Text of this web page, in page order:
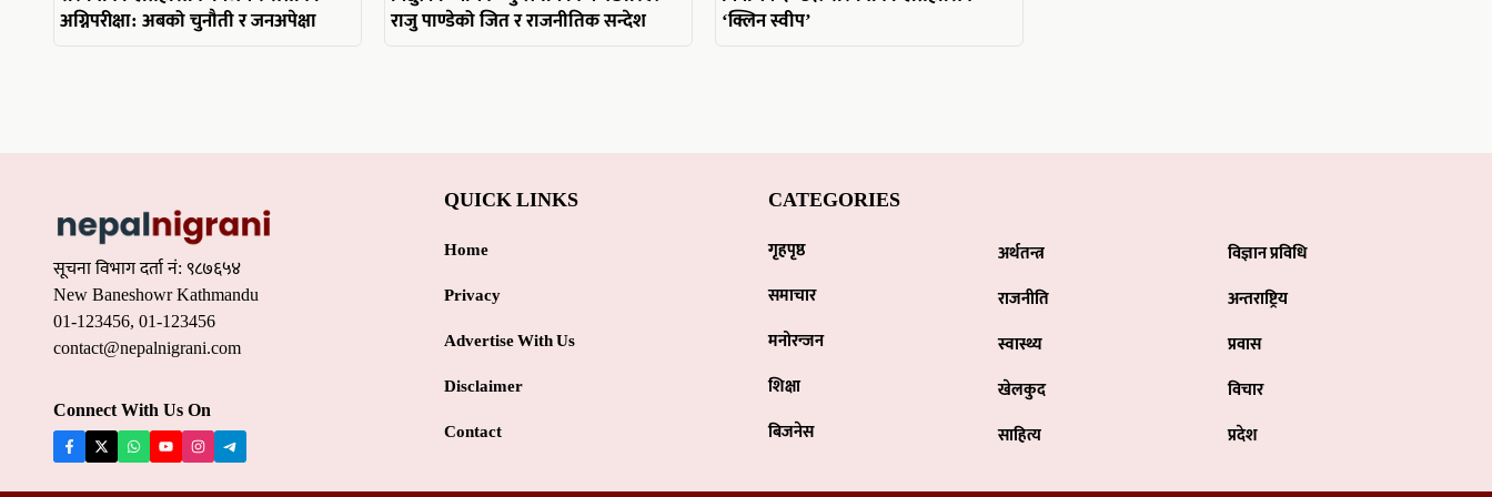
अग्निपरीक्षा: अबको चुनौती र जनअपेक्षा
राजु पाण्डेको जित र राजनीतिक सन्देश
‘क्लिन स्वीप’
सूचना विभाग दर्ता नं: ९८७६५४
New Baneshowr Kathmandu
01-123456, 01-123456
contact@nepalnigrani.com
Connect With Us On
QUICK LINKS
Home
Privacy
Advertise With Us
Disclaimer
Contact
CATEGORIES
गृहपृष्ठ
समाचार
मनोरन्जन
शिक्षा
बिजनेस
अर्थतन्त्र
राजनीति
स्वास्थ्य
खेलकुद
साहित्य
विज्ञान प्रविधि
अन्तराष्ट्रिय
प्रवास
विचार
प्रदेश